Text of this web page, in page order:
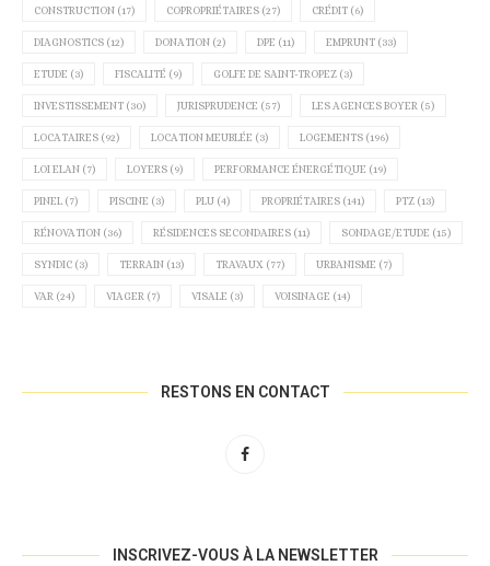
CONSTRUCTION (17) COPROPRIÉTAIRES (27) CRÉDIT (6)
DIAGNOSTICS (12) DONATION (2) DPE (11) EMPRUNT (33)
ETUDE (3) FISCALITÉ (9) GOLFE DE SAINT-TROPEZ (3)
INVESTISSEMENT (30) JURISPRUDENCE (57) LES AGENCES BOYER (5)
LOCATAIRES (92) LOCATION MEUBLÉE (3) LOGEMENTS (196)
LOI ELAN (7) LOYERS (9) PERFORMANCE ÉNERGÉTIQUE (19)
PINEL (7) PISCINE (3) PLU (4) PROPRIÉTAIRES (141) PTZ (13)
RÉNOVATION (36) RÉSIDENCES SECONDAIRES (11) SONDAGE/ETUDE (15)
SYNDIC (3) TERRAIN (13) TRAVAUX (77) URBANISME (7)
VAR (24) VIAGER (7) VISALE (3) VOISINAGE (14)
RESTONS EN CONTACT
INSCRIVEZ-VOUS À LA NEWSLETTER